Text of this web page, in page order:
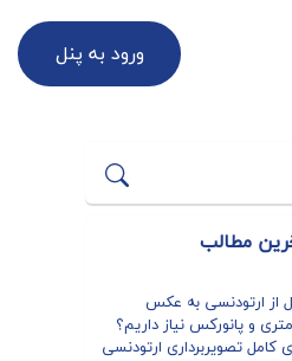
ورود به پنل
مطالب
از ارتودنسی به عکس
و پانورکس نیاز داریم؟
کامل تصویربرداری ارتودنسی